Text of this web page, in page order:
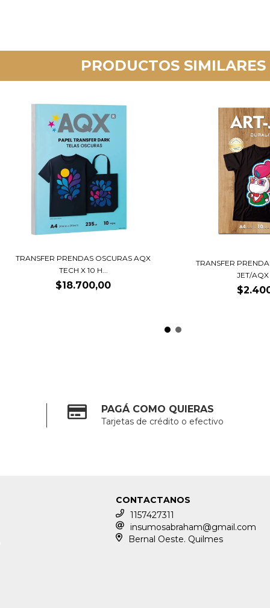
PRODUCTOS SIMILARES
TRANSFER PRENDAS OSCURAS AQX
TECH X 10 H...
$18.700,00
TRANSFER
JET/AQX
PAGÁ COMO QUIERAS
Tarjetas de crédito o efectivo
CONTACTANOS
1157427311
insumosabraham@gmail.com
Bernal Oeste. Quilmes